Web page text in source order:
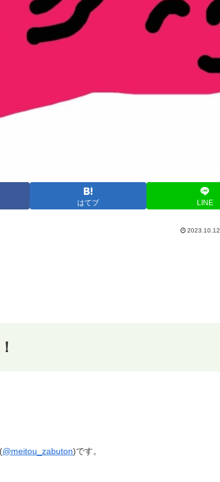
はてブ LINE
2023.10.12
@meitou_zabuton)です。